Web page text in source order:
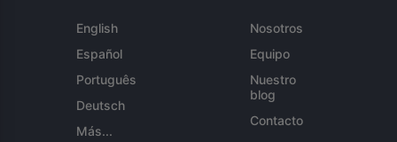
English
Español
Português
Deutsch
Más...
Nosotros
Equipo
Nuestro
blog
Contacto